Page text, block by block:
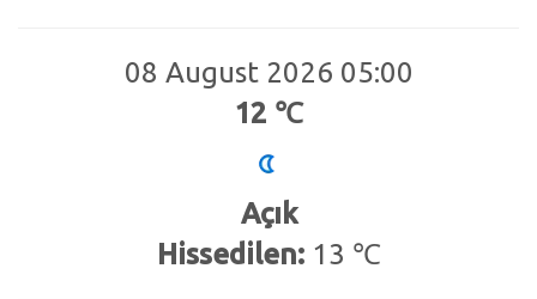
08 August 2026 05:00
12 ℃
Açık
Hissedilen:13 ℃